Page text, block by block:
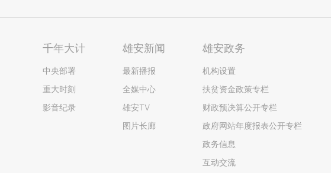
千年大计
中央部署
重大时刻
影音纪录
雄安新闻
最新播报
全媒中心
雄安TV
图片长廊
雄安政务
机构设置
扶贫资金政策专栏
财政预决算公开专栏
政府网站年度报表公开专栏
政务信息
互动交流